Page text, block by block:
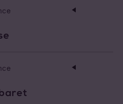
Dame des Anges